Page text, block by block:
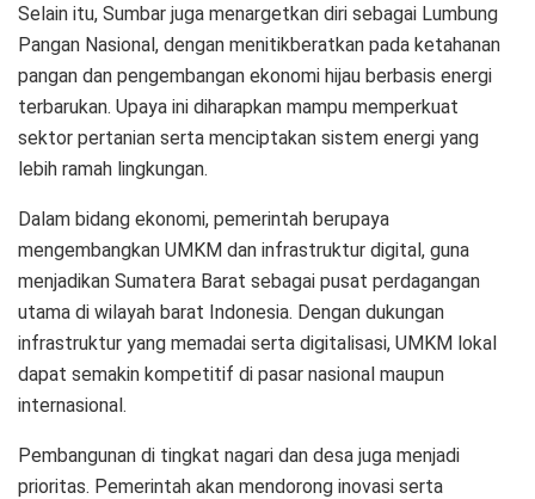
Selain itu, Sumbar juga menargetkan diri sebagai Lumbung
Pangan Nasional, dengan menitikberatkan pada ketahanan
pangan dan pengembangan ekonomi hijau berbasis energi
terbarukan. Upaya ini diharapkan mampu memperkuat
sektor pertanian serta menciptakan sistem energi yang
lebih ramah lingkungan.
Dalam bidang ekonomi, pemerintah berupaya
mengembangkan UMKM dan infrastruktur digital, guna
menjadikan Sumatera Barat sebagai pusat perdagangan
utama di wilayah barat Indonesia. Dengan dukungan
infrastruktur yang memadai serta digitalisasi, UMKM lokal
dapat semakin kompetitif di pasar nasional maupun
internasional.
Pembangunan di tingkat nagari dan desa juga menjadi
prioritas. Pemerintah akan mendorong inovasi serta